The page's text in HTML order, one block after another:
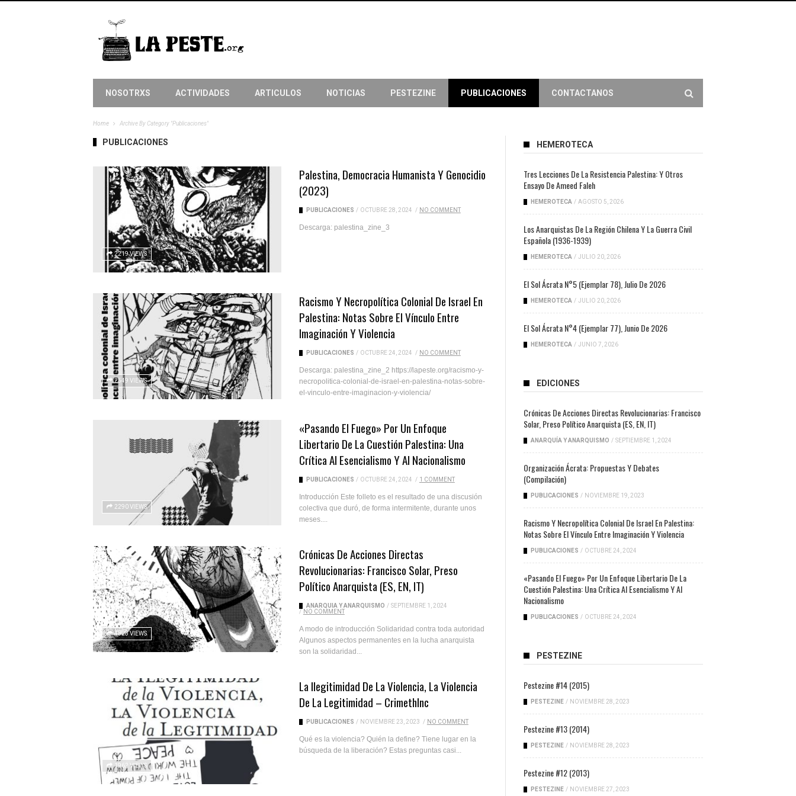
NOSOTRXS ACTIVIDADES ARTICULOS NOTICIAS PESTEZINE PUBLICACIONES CONTACTANOS
Home Archive By Category "Publicaciones"
PUBLICACIONES
2219 VIEWS
Palestina, Democracia Humanista Y Genocidio
(2023)
PUBLICACIONES / OCTUBRE 28, 2024 / NO COMMENT
Descarga: palestina_zine_3
2549 VIEWS
Racismo Y Necropolítica Colonial De Israel En
Palestina: Notas Sobre El Vínculo Entre
Imaginación Y Violencia
PUBLICACIONES / OCTUBRE 24, 2024 / NO COMMENT
Descarga: palestina_zine_2 https://lapeste.org/racismo-y-
necropolitica-colonial-de-israel-en-palestina-notas-sobre-
el-vinculo-entre-imaginacion-y-violencia/
2290 VIEWS
«Pasando El Fuego» Por Un Enfoque
Libertario De La Cuestión Palestina: Una
Crítica Al Esencialismo Y Al Nacionalismo
PUBLICACIONES / OCTUBRE 24, 2024 / 1 COMMENT
Introducción Este folleto es el resultado de una discusión
colectiva que duró, de forma intermitente, durante unos
meses....
4328 VIEWS
Crónicas De Acciones Directas
Revolucionarias: Francisco Solar, Preso
Político Anarquista (ES, EN, IT)
ANARQUÍA Y ANARQUISMO / SEPTIEMBRE 1, 2024
/ NO COMMENT
A modo de introducción Solidaridad contra toda autoridad
Algunos aspectos permanentes en la lucha anarquista
son la solidaridad...
1962 VIEWS
La Ilegitimidad De La Violencia, La Violencia
De La Legitimidad – CrimethInc
PUBLICACIONES / NOVIEMBRE 23, 2023 / NO COMMENT
Qué es la violencia? Quién la define? Tiene lugar en la
búsqueda de la liberación? Estas preguntas casi...
HEMEROTECA
Tres Lecciones De La Resistencia Palestina: Y Otros
Ensayo De Ameed Faleh
HEMEROTECA / AGOSTO 5, 2026
Los Anarquistas De La Región Chilena Y La Guerra Civil
Española (1936-1939)
HEMEROTECA / JULIO 20, 2026
El Sol Ácrata N°5 (ejemplar 78), Julio De 2026
HEMEROTECA / JULIO 20, 2026
El Sol Ácrata N°4 (ejemplar 77), Junio De 2026
HEMEROTECA / JUNIO 7, 2026
EDICIONES
Crónicas De Acciones Directas Revolucionarias: Francisco
Solar, Preso Político Anarquista (ES, EN, IT)
ANARQUÍA Y ANARQUISMO / SEPTIEMBRE 1, 2024
Organización Ácrata: Propuestas Y Debates
(compilación)
PUBLICACIONES / NOVIEMBRE 19, 2023
Racismo Y Necropolítica Colonial De Israel En Palestina:
Notas Sobre El Vínculo Entre Imaginación Y Violencia
PUBLICACIONES / OCTUBRE 24, 2024
«Pasando El Fuego» Por Un Enfoque Libertario De La
Cuestión Palestina: Una Crítica Al Esencialismo Y Al
Nacionalismo
PUBLICACIONES / OCTUBRE 24, 2024
PESTEZINE
Pestezine #14 (2015)
PESTEZINE / NOVIEMBRE 28, 2023
Pestezine #13 (2014)
PESTEZINE / NOVIEMBRE 28, 2023
Pestezine #12 (2013)
PESTEZINE / NOVIEMBRE 27, 2023